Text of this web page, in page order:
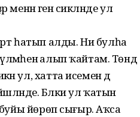
генә сикләнде ул
һатып алды. Ни булһа
алып ҡайтам. Төндә
ул, хатта исемен дә
Бәлки ул ҡатын
буйы йөрөп сығыр. Аҡса